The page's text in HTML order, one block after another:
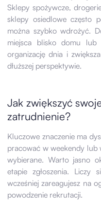
Sklepy spożywcze,
sklepy osiedlowe często
można szybko wdrożyć.
miejsca blisko domu lub
organizację dnia i
dłuższej perspektywie.
Jak zwiększyć
zatrudnienie?
Kluczowe znaczenie ma
pracować w weekendy lub
wybierane. Warto jasno
etapie zgłoszenia.
wcześniej zareagujesz na
powodzenie rekrutacji.